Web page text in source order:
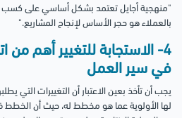
"منهجية أجايل تعتمد بشكل أساسي على كسب
بالعملاء هو حجر الأساس لإنجاح المشاريع."
4- الاستجابة للتغيير أهم من
في سير العمل
يجب أن تأخذ بعين الاعتبار أن التغييرات التي
لها الأولوية عما هو مخطط له، حيث أن